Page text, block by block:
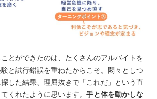
とができたのは、たくさんのアルバイトを
と試行錯誤を重ねたからこそ。悶々としつ
した結果、理屈抜きで「これだ」という直
くれたように思います。 手と体を動かしな